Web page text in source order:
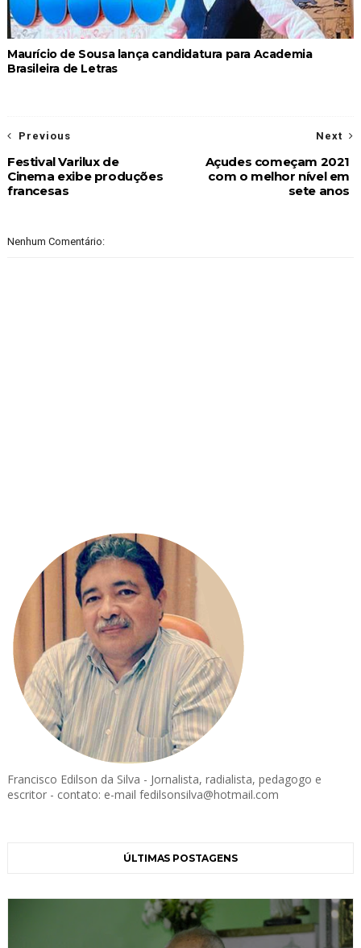
Maurício de Sousa lança candidatura para Academia
Brasileira de Letras
Next
Açudes começam 2021
com o melhor nível em
sete anos
Previous
Festival Varilux de
Cinema exibe produções
francesas
Nenhum Comentário:
Francisco Edilson da Silva - Jornalista, radialista, pedagogo e
escritor - contato: e-mail fedilsonsilva@hotmail.com
ÚLTIMAS POSTAGENS